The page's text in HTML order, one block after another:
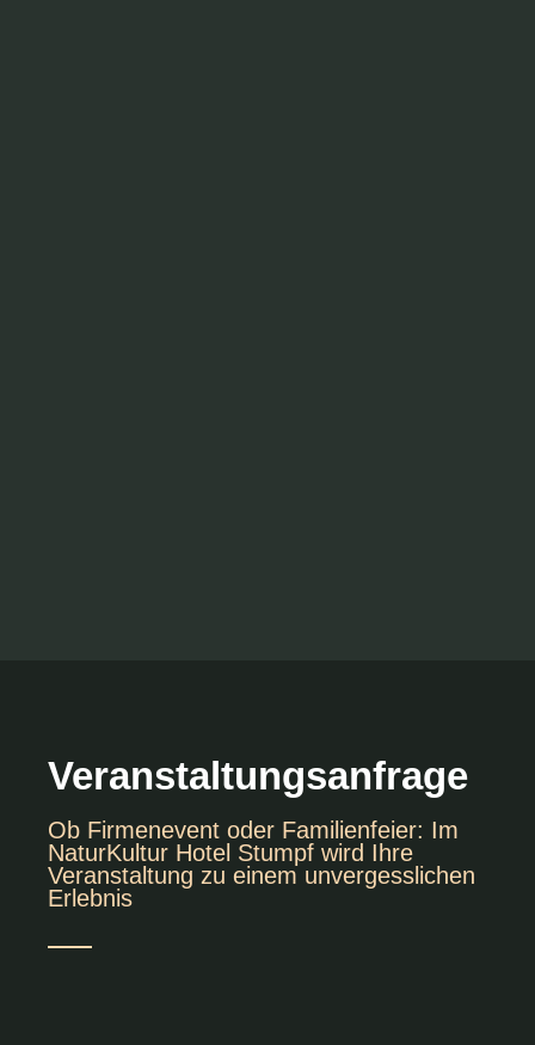
Veranstaltungsanfrage
Ob Firmenevent oder Familienfeier: Im
NaturKultur Hotel Stumpf wird Ihre
Veranstaltung zu einem unvergesslichen
Erlebnis